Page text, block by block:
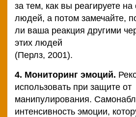
за тем, как вы реагируете
людей, а потом замечайте,
ли ваша реакция другими
этих людей
(Перлз, 2001).
4. Мониторинг эмоций.
использовать при защите от
манипулирования.
интенсивность эмоции,